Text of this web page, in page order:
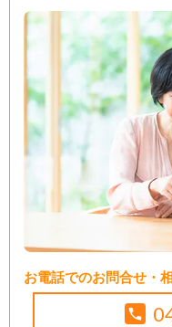
お電話でのお問合せ・